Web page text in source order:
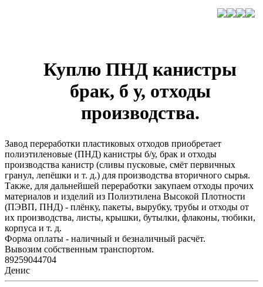
Куплю ПНД канистры
брак, б у, отходы
производства.
Завод переработки пластиковых отходов приобретает
полиэтиленовые (ПНД) канистры б/у, брак и отходы
производства канистр (сливы пусковые, смёт первичных
гранул, лепёшки и т. д.) для производства вторичного сырья.
Также, для дальнейшей переработки закупаем отходы прочих
материалов и изделий из Полиэтилена Высокой Плотности
(ПЭВП, ПНД) - плёнку, пакеты, вырубку, трубы и отходы от
их производства, листы, крышки, бутылки, флаконы, тюбики,
корпуса и т. д.
Форма оплаты - наличный и безналичный расчёт.
Вывозим собственным транспортом.
89259044704
Денис